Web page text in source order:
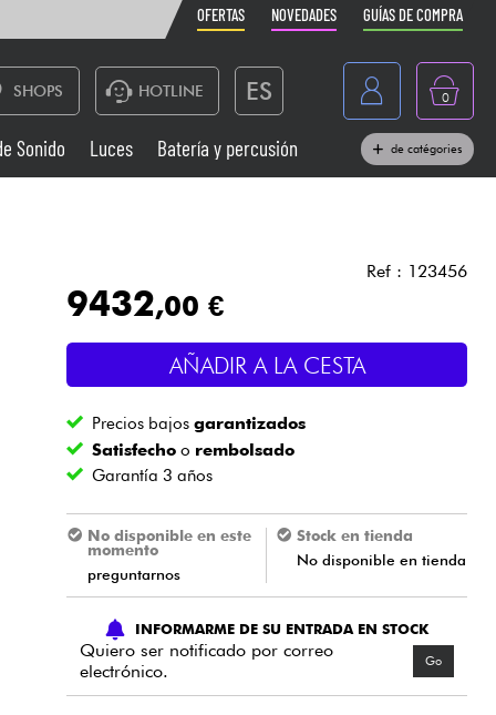
OFERTAS NOVEDADES GUÍAS DE COMPRA
SHOPS HOTLINE ES
France
Belgique
Nederland
0
Sistemas de Sonido
Vientos
Cables & Acces.
Sonido Luces Batería y percusión de catégories
Ref : 123456
9432,00 €
AÑADIR A LA CESTA
Precios bajosgarantizados
Satisfecho o rembolsado
Garantía 3 años
No disponible en este
momento
preguntarnos
Stock en tienda
No disponible en tienda
INFORMARME DE SU ENTRADA EN STOCK
Quiero ser notificado por correo
electrónico.
Go